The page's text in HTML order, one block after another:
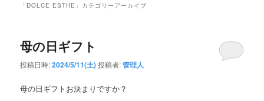
「 DOLCE ESTHE 」カテゴリーアーカイブ
母の日ギフト
投稿日時:2024/5/11(土)投稿者:管理人
母の日ギフトお決まりですか？